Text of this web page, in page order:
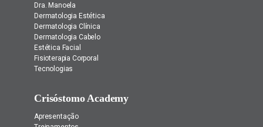
Dra. Manoela
Dermatologia Estética
Dermatologia Clínica
Dermatologia Cabelo
Estética Facial
Fisioterapia Corporal
Tecnologias
Crisóstomo Academy
Apresentação